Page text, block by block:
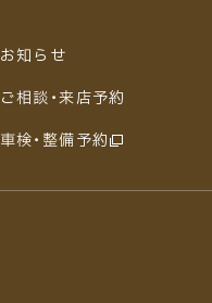
お知らせ
ご相談・来店予約
車検・整備予約